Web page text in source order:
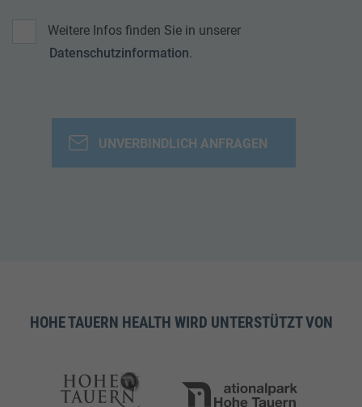
Weitere Infos finden Sie in unserer
Datenschutzinformation.
HOHE TAUERN HEALTH WIRD UNTERSTÜTZT VON